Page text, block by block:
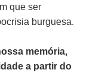
que ser
burguesa.
memória,
a partir do